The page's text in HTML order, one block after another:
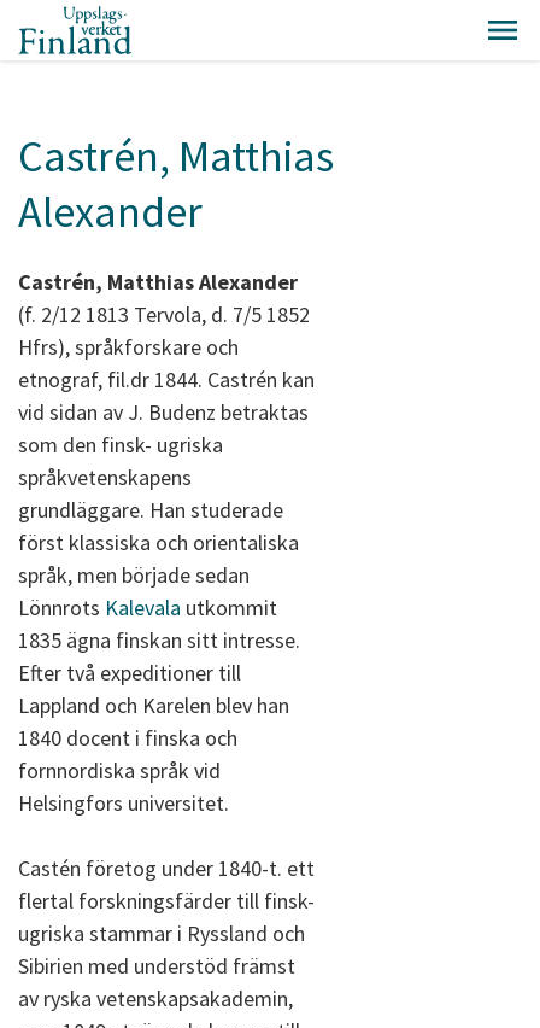
Castrén, Matthias
Alexander
Castrén, Matthias Alexander
(f. 2/12 1813 Tervola, d. 7/5 1852
Hfrs), språkforskare och
etnograf, fil.dr 1844. Castrén kan
vid sidan av J. Budenz betraktas
som den finsk- ugriska
språkvetenskapens
grundläggare. Han studerade
först klassiska och orientaliska
språk, men började sedan
Lönnrots Kalevala utkommit
1835 ägna finskan sitt intresse.
Efter två expeditioner till
Lappland och Karelen blev han
1840 docent i finska och
fornnordiska språk vid
Helsingfors universitet.
Castén företog under 1840-t. ett
flertal forskningsfärder till finsk-
ugriska stammar i Ryssland och
Sibirien med understöd främst
av ryska vetenskapsakademin,